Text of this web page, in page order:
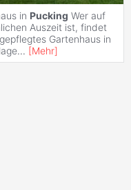
in Pucking Wer auf
Auszeit ist, findet
Gartenhaus in
... [Mehr]